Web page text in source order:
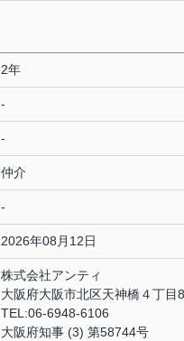
2年
-
-
仲介
-
2026年08月12日
株式会社アンティ
大阪府大阪市北区天神橋４丁目
TEL:06-6948-6106
大阪府知事 (3) 第58744号